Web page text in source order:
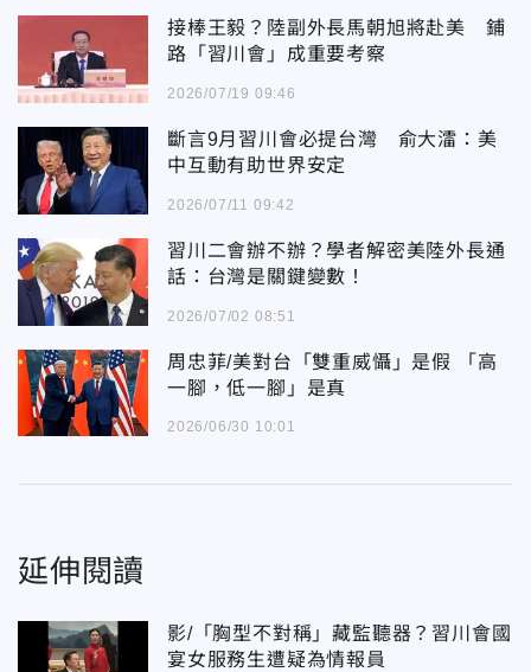
接棒王毅？陸副外長馬朝旭將赴美 鋪
路「習川會」成重要考察
2026/07/19 09:46
斷言9月習川會必提台灣 俞大㵢：美
中互動有助世界安定
2026/07/11 09:42
習川二會辦不辦？學者解密美陸外長通
話：台灣是關鍵變數！
2026/07/02 08:51
周忠菲/美對台「雙重威懾」是假 「高
一腳，低一腳」是真
2026/06/30 10:01
延伸閱讀
影/「胸型不對稱」藏監聽器？習川會國
宴女服務生遭疑為情報員